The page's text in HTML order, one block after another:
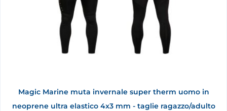
Magic Marine muta invernale super therm uomo in
neoprene ultra elastico 4x3 mm - taglie ragazzo/adulto